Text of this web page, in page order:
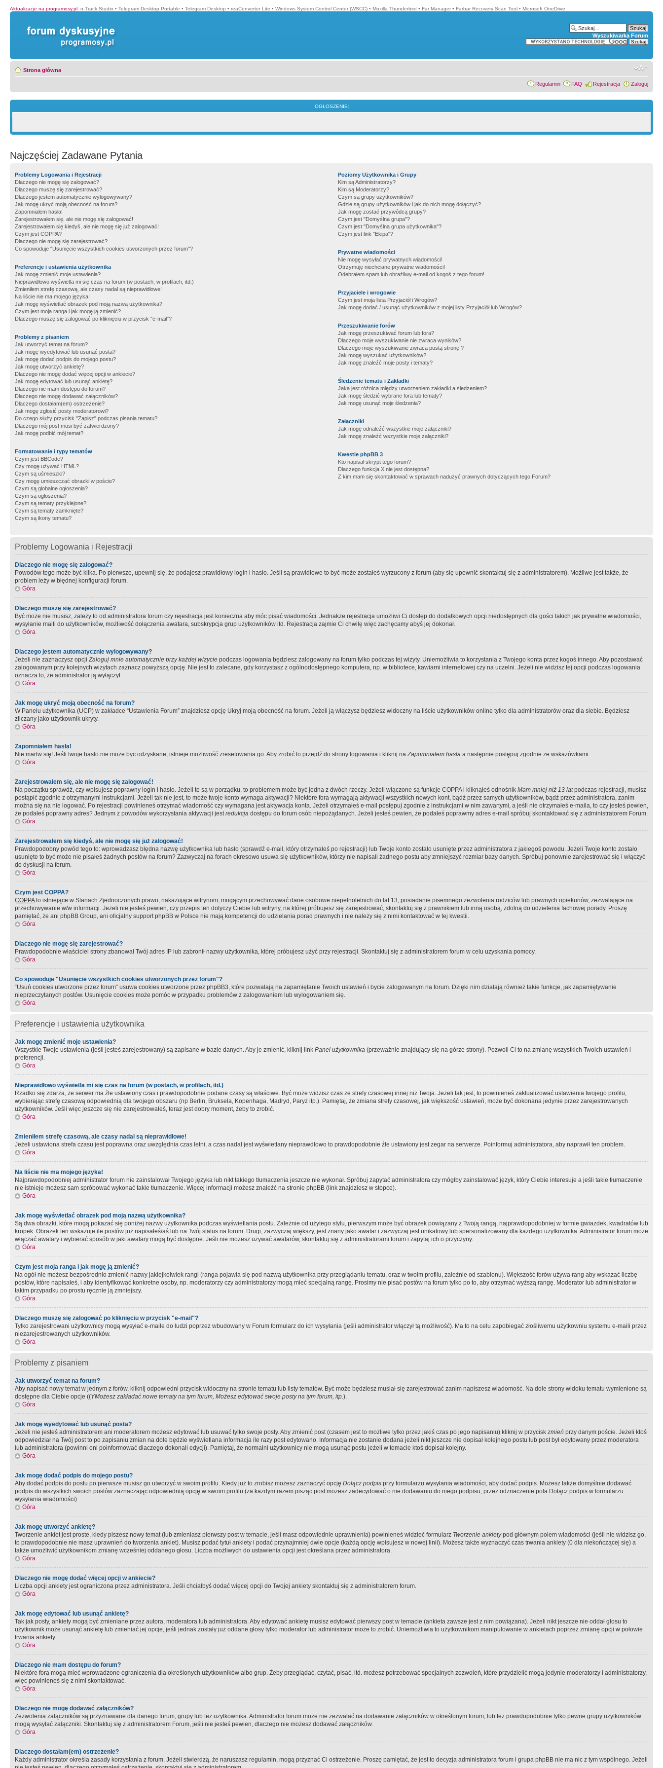
Aktualizacje na programosy.pl: n-Track Studio • Telegram Desktop Portable • Telegram Desktop • reaConverter Lite • Windows System Control Center (WSCC) • Mozilla Thunderbird • Far Manager • Farbar Recovery Scan Tool • Microsoft OneDrive
Wyszukiwarka Forum
Strona główna
Regulamin FAQ Rejestracja Zaloguj
OGŁOSZENIE:
Najczęściej Zadawane Pytania
Problemy Logowania i Rejestracji
Dlaczego nie mogę się zalogować?
Dlaczego muszę się zarejestrować?
Dlaczego jestem automatycznie wylogowywany?
Jak mogę ukryć moją obecność na forum?
Zapomniałem hasła!
Zarejestrowałem się, ale nie mogę się zalogować!
Zarejestrowałem się kiedyś, ale nie mogę się już zalogować!
Czym jest COPPA?
Dlaczego nie mogę się zarejestrować?
Co spowoduje "Usunięcie wszystkich cookies utworzonych przez forum"?
Preferencje i ustawienia użytkownika
Jak mogę zmienić moje ustawienia?
Nieprawidłowo wyświetla mi się czas na forum (w postach, w profilach, itd.)
Zmieniłem strefę czasową, ale czasy nadal są nieprawidłowe!
Na liście nie ma mojego języka!
Jak mogę wyświetlać obrazek pod moją nazwą użytkownika?
Czym jest moja ranga i jak mogę ją zmienić?
Dlaczego muszę się zalogować po kliknięciu w przycisk "e-mail"?
Problemy z pisaniem
Jak utworzyć temat na forum?
Jak mogę wyedytować lub usunąć posta?
Jak mogę dodać podpis do mojego postu?
Jak mogę utworzyć ankietę?
Dlaczego nie mogę dodać więcej opcji w ankiecie?
Jak mogę edytować lub usunąć ankietę?
Dlaczego nie mam dostępu do forum?
Dlaczego nie mogę dodawać załączników?
Dlaczego dostałam(em) ostrzeżenie?
Jak mogę zgłosić posty moderatorowi?
Do czego służy przycisk "Zapisz" podczas pisania tematu?
Dlaczego mój post musi być zatwierdzony?
Jak mogę podbić mój temat?
Formatowanie i typy tematów
Czym jest BBCode?
Czy mogę używać HTML?
Czym są uśmieszki?
Czy mogę umieszczać obrazki w poście?
Czym są globalne ogłoszenia?
Czym są ogłoszenia?
Czym są tematy przyklejone?
Czym są tematy zamknięte?
Czym są ikony tematu?
Poziomy Użytkownika i Grupy
Kim są Administratorzy?
Kim są Moderatorzy?
Czym są grupy użytkowników?
Gdzie są grupy użytkowników i jak do nich mogę dołączyć?
Jak mogę zostać przywódcą grupy?
Czym jest "Domyślna grupa"?
Czym jest "Domyślna grupa użytkownika"?
Czym jest link "Ekipa"?
Prywatne wiadomości
Nie mogę wysyłać prywatnych wiadomości!
Otrzymuję niechciane prywatne wiadomości!
Odebrałem spam lub obraźliwy e-mail od kogoś z tego forum!
Przyjaciele i wrogowie
Czym jest moja lista Przyjaciół i Wrogów?
Jak mogę dodać / usunąć użytkowników z mojej listy Przyjaciół lub Wrogów?
Przeszukiwanie forów
Jak mogę przeszukiwać forum lub fora?
Dlaczego moje wyszukiwanie nie zwraca wyników?
Dlaczego moje wyszukiwanie zwraca pustą stronę!?
Jak mogę wyszukać użytkowników?
Jak mogę znaleźć moje posty i tematy?
Śledzenie tematu i Zakładki
Jaka jest różnica między utworzeniem zakładki a śledzeniem?
Jak mogę śledzić wybrane fora lub tematy?
Jak mogę usunąć moje śledzenia?
Załączniki
Jak mogę odnaleźć wszystkie moje załączniki?
Jak mogę znaleźć wszystkie moje załączniki?
Kwestie phpBB 3
Kto napisał skrypt tego forum?
Dlaczego funkcja X nie jest dostępna?
Z kim mam się skontaktować w sprawach nadużyć prawnych dotyczących tego Forum?
Problemy Logowania i Rejestracji
Dlaczego nie mogę się zalogować?
Powodów tego może być kilka. Po pierwsze, upewnij się, że podajesz prawidłowy login i hasło. Jeśli są prawidłowe to być może zostałeś wyrzucony z forum (aby się upewnić skontaktuj się z administratorem). Możliwe jest także, że
problem leży w błędnej konfiguracji forum.
Góra
Dlaczego muszę się zarejestrować?
Być może nie musisz, zależy to od administratora forum czy rejestracja jest konieczna aby móc pisać wiadomości. Jednakże rejestracja umożliwi Ci dostęp do dodatkowych opcji niedostępnych dla gości takich jak prywatne wiadomości,
wysyłanie maili do użytkowników, możliwość dołączenia awatara, subskrypcja grup użytkowników itd. Rejestracja zajmie Ci chwilę więc zachęcamy abyś jej dokonał.
Góra
Dlaczego jestem automatycznie wylogowywany?
Jeżeli nie zaznaczysz opcjiZaloguj mnie automatycznie przy każdej wizycie podczas logowania będziesz zalogowany na forum tylko podczas tej wizyty. Uniemożliwia to korzystania z Twojego konta przez kogoś innego. Aby pozostawać
zalogowanym przy kolejnych wizytach zaznacz powyższą opcję. Nie jest to zalecane, gdy korzystasz z ogólnodostępnego komputera, np. w bibliotece, kawiarni internetowej czy na uczelni. Jeżeli nie widzisz tej opcji podczas logowania
oznacza to, że administrator ją wyłączył.
Góra
Jak mogę ukryć moją obecność na forum?
W Panelu użytkownika (UCP) w zakładce “Ustawienia Forum” znajdziesz opcję Ukryj moją obecność na forum. Jeżeli ją włączysz będziesz widoczny na liście użytkowników online tylko dla administratorów oraz dla siebie. Będziesz
zliczany jako użytkownik ukryty.
Góra
Zapomniałem hasła!
Nie martw się! Jeśli twoje hasło nie może byc odzyskane, istnieje możliwość zresetowania go. Aby zrobić to przejdź do strony logowania i kliknij naZapomniałem hasła a następnie postępuj zgodnie ze wskazówkami.
Góra
Zarejestrowałem się, ale nie mogę się zalogować!
Na początku sprawdź, czy wpisujesz poprawny login i hasło. Jeżeli te są w porządku, to problemem może być jedna z dwóch rzeczy. Jeżeli włączone są funkcje COPPA i kliknąłeś odnośnik Mam mniej niż 13 latpodczas rejestracji, musisz
postąpić zgodnie z otrzymanymi instrukcjami. Jeżeli tak nie jest, to może twoje konto wymaga aktywacji? Niektóre fora wymagają aktywacji wszystkich nowych kont, bądź przez samych użytkowników, bądź przez administratora, zanim
można się na nie logować. Po rejestracji powinieneś otrzymać wiadomość czy wymagana jest aktywacja konta. Jeżeli otrzymałeś e-mail postępuj zgodnie z instrukcjami w nim zawartymi, a jeśli nie otrzymałeś e-maila, to czy jesteś pewien,
że podałeś poprawny adres? Jednym z powodów wykorzystania aktywacji jestredukcja dostępu do forum osób niepożądanych. Jeżeli jesteś pewien, że podałeś poprawmy adres e-mail spróbuj skontaktować się z administratorem Forum.
Góra
Zarejestrowałem się kiedyś, ale nie mogę się już zalogować!
Prawdopodobny powód tego to: wprowadzasz błędna nazwę użytkownika lub hasło (sprawdź e-mail, który otrzymałeś po rejestracji) lub Twoje konto zostało usunięte przez administratora z jakiegoś powodu. Jeżeli Twoje konto zostało
usunięte to być może nie pisałeś żadnych postów na forum? Zazwyczaj na forach okresowo usuwa się użytkowników, którzy nie napisali żadnego postu aby zmniejszyć rozmiar bazy danych. Spróbuj ponownie zarejestrować się i włączyć
do dyskusji na forum.
Góra
Czym jest COPPA?
COPPAto istniejące w Stanach Zjednoczonych prawo, nakazujące witrynom, mogącym przechowywać dane osobowe niepełnoletnich do lat 13, posiadanie pisemnego zezwolenia rodziców lub prawnych opiekunów, zezwalające na
przechowywanie w/w informacji. Jeżeli nie jesteś pewien, czy przepis ten dotyczy Ciebie lub witryny, na której próbujesz się zarejestrować, skontaktuj się z prawnikiem lub inną osobą, zdolną do udzielenia fachowej porady. Proszę
pamiętać, że ani phpBB Group, ani oficjalny support phpBB w Polsce nie mają kompetencji do udzielania porad prawnych i nie należy się z nimi kontaktować w tej kwestii.
Góra
Dlaczego nie mogę się zarejestrować?
Prawdopodobnie właściciel strony zbanował Twój adres IP lub zabronił nazwy użytkownika, której próbujesz użyć przy rejestracji. Skontaktuj się z administratorem forum w celu uzyskania pomocy.
Góra
Co spowoduje "Usunięcie wszystkich cookies utworzonych przez forum"?
“Usuń cookies utworzone przez forum” usuwa cookies utworzone przez phpBB3, które pozwalają na zapamiętanie Twoich ustawień i bycie zalogowanym na forum. Dzięki nim działają również takie funkcje, jak zapamiętywanie
nieprzeczytanych postów. Usunięcie cookies może pomóc w przypadku problemów z zalogowaniem lub wylogowaniem się.
Góra
Preferencje i ustawienia użytkownika
Jak mogę zmienić moje ustawienia?
Wszystkie Twoje ustawienia (jeśli jesteś zarejestrowany) są zapisane w bazie danych. Aby je zmienić, kliknij link Panel użytkownika (przeważnie znajdujący się na górze strony). Pozwoli Ci to na zmianę wszystkich Twoich ustawień i
preferencji.
Góra
Nieprawidłowo wyświetla mi się czas na forum (w postach, w profilach, itd.)
Rzadko się zdarza, że serwer ma źle ustawiony czas i prawdopodobnie podane czasy są właściwe. Być może widzisz czas ze strefy czasowej innej niż Twoja. Jeżeli tak jest, to powinieneś zaktualizować ustawienia twojego profilu,
wybierając strefę czasową odpowiednią dla twojego obszaru (np Berlin, Bruksela, Kopenhaga, Madryd, Paryż itp.). Pamiętaj, że zmiana strefy czasowej, jak większość ustawień, może być dokonana jedynie przez zarejestrowanych
użytkowników. Jeśli więc jeszcze się nie zarejestrowałeś, teraz jest dobry moment, żeby to zrobić.
Góra
Zmieniłem strefę czasową, ale czasy nadal są nieprawidłowe!
Jeżeli ustawiona strefa czasu jest poprawna oraz uwzględnia czas letni, a czas nadal jest wyświetlany nieprawdłowo to prawdopodobnie źle ustawiony jest zegar na serwerze. Poinformuj administratora, aby naprawił ten problem.
Góra
Na liście nie ma mojego języka!
Najprawdopodobniej administrator forum nie zainstalował Twojego języka lub nikt takiego tłumaczenia jeszcze nie wykonał. Spróbuj zapytać administratora czy mógłby zainstalować język, który Ciebie interesuje a jeśli takie tłumaczenie
nie istnieje możesz sam spróbować wykonać takie tłumaczenie. Więcej informacji możesz znaleźć na stronie phpBB (link znajdziesz w stopce).
Góra
Jak mogę wyświetlać obrazek pod moją nazwą użytkownika?
Są dwa obrazki, które mogą pokazać się poniżej nazwy użytkownika podczas wyświetlania postu. Zależnie od użytego stylu, pierwszym może być obrazek powiązany z Twoją rangą, najprawdopodobniej w formie gwiazdek, kwadratów lub
kropek. Obrazek ten wskazuje ile postów już napisałeś/aś lub na Twój status na forum. Drugi, zazwyczaj większy, jest znany jako awatar i zazwyczaj jest unikatowy lub spersonalizowany dla każdego użytkownika. Administrator forum może
włączać awatary i wybierać sposób w jaki awatary mogą być dostępne. Jeśli nie możesz używać awatarów, skontaktuj się z administratorami forum i zapytaj ich o przyczyny.
Góra
Czym jest moja ranga i jak mogę ją zmienić?
Na ogół nie możesz bezpośrednio zmienić nazwy jakiejkolwiek rangi (ranga pojawia się pod nazwą użytkownika przy przeglądaniu tematu, oraz w twoim profilu, zależnie od szablonu). Większość forów używa rang aby wskazać liczbę
postów, które napisałeś, i aby identyfikować konkretne osoby, np. moderatorzy czy administratorzy mogą mieć specjalną rangę. Prosimy nie pisać postów na forum tylko po to, aby otrzymać wyższą rangę. Moderator lub administrator w
takim przypadku po prostu ręcznie ją zmniejszy.
Góra
Dlaczego muszę się zalogować po kliknięciu w przycisk "e-mail"?
Tylko zarejestrowani użytkownicy mogą wysyłać e-maile do ludzi poprzez wbudowany w Forum formularz do ich wysyłania (jeśli administrator włączył tą możliwość). Ma to na celu zapobiegać złośliwemu użytkowniu systemu e-maili przez
niezarejestrowanych użytkowników.
Góra
Problemy z pisaniem
Jak utworzyć temat na forum?
Aby napisać nowy temat w jednym z forów, kliknij odpowiedni przycisk widoczny na stronie tematu lub listy tematów. Być może będziesz musiał się zarejestrować zanim napiszesz wiadomość. Na dole strony widoku tematu wymienione są
dostępne dla Ciebie opcje ((YMożesz zakładać nowe tematy na tym forum, Możesz edytować swoje posty na tym forum, itp.).
Góra
Jak mogę wyedytować lub usunąć posta?
Jeżeli nie jesteś administratorem ani moderatorem możesz edytować lub usuwać tylko swoje posty. Aby zmienić post (czasem jest to możliwe tylko przez jakiś czas po jego napisaniu) kliknij w przycisk zmień przy danym poście. Jeżeli ktoś
odpowiedział na Twój post to po zapisaniu zmian na dole będzie wyświetlana informacja ile razy post edytowano. Informacja nie zostanie dodana jeżeli nikt jeszcze nie dopisał kolejnego postu lub post był edytowany przez moderatora
lub administratora (powinni oni poinformować dlaczego dokonali edycji). Pamiętaj, że normalni użytkownicy nie mogą usunąć postu jeżeli w temacie ktoś dopisał kolejny.
Góra
Jak mogę dodać podpis do mojego postu?
Aby dodać podpis do postu po pierwsze musisz go utworzyć w swoim profilu. Kiedy już to zrobisz możesz zaznaczyć opcję Dołącz podpis przy formularzu wysyłania wiadomości, aby dodać podpis. Możesz także domyślnie dodawać
podpis do wszystkich swoich postów zaznaczając odpowiednią opcję w swoim profilu (za każdym razem pisząc post możesz zadecydować o nie dodawaniu do niego podpisu, przez odznaczenie pola Dołącz podpis w formularzu
wysyłania wiadomości)
Góra
Jak mogę utworzyć ankietę?
Tworzenie ankiet jest proste, kiedy piszesz nowy temat (lub zmieniasz pierwszy post w temacie, jeśli masz odpowiednie uprawnienia) powinieneś widzieć formularz Tworzenie ankietypod głównym polem wiadomości (jeśli nie widzisz go,
to prawdopodobnie nie masz uprawnień do tworzenia ankiet). Musisz podać tytuł ankiety i podać przynajmniej dwie opcje (każdą opcję wpisujesz w nowej linii). Możesz także wyznaczyć czas trwania ankiety (0 dla niekończącej się) a
także umożliwić użytkownikom zmianę wcześniej oddanego głosu. Liczba możliwych do ustawienia opcji jest określana przez administratora.
Góra
Dlaczego nie mogę dodać więcej opcji w ankiecie?
Liczba opcji ankiety jest ograniczona przez administratora. Jeśli chciałbyś dodać więcej opcji do Twojej ankiety skontaktuj się z administratorem forum.
Góra
Jak mogę edytować lub usunąć ankietę?
Tak jak posty, ankiety mogą być zmieniane przez autora, moderatora lub administratora. Aby edytować ankietę musisz edytować pierwszy post w temacie (ankieta zawsze jest z nim powiązana). Jeżeli nikt jeszcze nie oddał głosu to
użytkownik może usunąć ankietę lub zmieniać jej opcje, jeśli jednak zostały już oddane głosy tylko moderator lub administrator może to zrobić. Uniemożliwia to użytkownikom manipulowanie w ankietach poprzez zmianę opcji w połowie
trwania ankiety.
Góra
Dlaczego nie mam dostępu do forum?
Niektóre fora mogą mieć wprowadzone ograniczenia dla określonych użytkowników albo grup. Żeby przeglądać, czytać, pisać, itd. możesz potrzebować specjalnych zezwoleń, które przydzielić mogą jedynie moderatorzy i administratorzy,
więc powinieneś się z nimi skontaktować.
Góra
Dlaczego nie mogę dodawać załączników?
Zezwolenia załączników są przyznawane dla danego forum, grupy lub też użytkownika. Administrator forum może nie zezwalać na dodawanie załączników w określonym forum, lub też prawdopodobnie tylko pewne grupy użytkowników
mogą wysyłać załączniki. Skontaktuj się z administratorem Forum, jeśli nie jesteś pewien, dlaczego nie możesz dodawać załączników.
Góra
Dlaczego dostałam(em) ostrzeżenie?
Każdy administrator określa zasady korzystania z forum. Jeżeli stwierdzą, że naruszasz regulamin, mogą przyznać Ci ostrzeżenie. Proszę pamiętać, że jest to decyzja administratora forum i grupa phpBB nie ma nic z tym wspólnego. Jeżeli